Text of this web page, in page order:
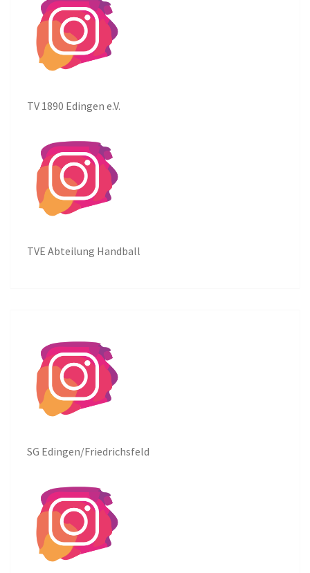
TV 1890 Edingen e.V.
TVE Abteilung Handball
SG Edingen/Friedrichsfeld